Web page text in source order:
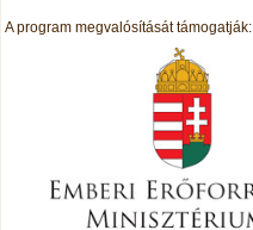
A program megvalósítását támogatják: